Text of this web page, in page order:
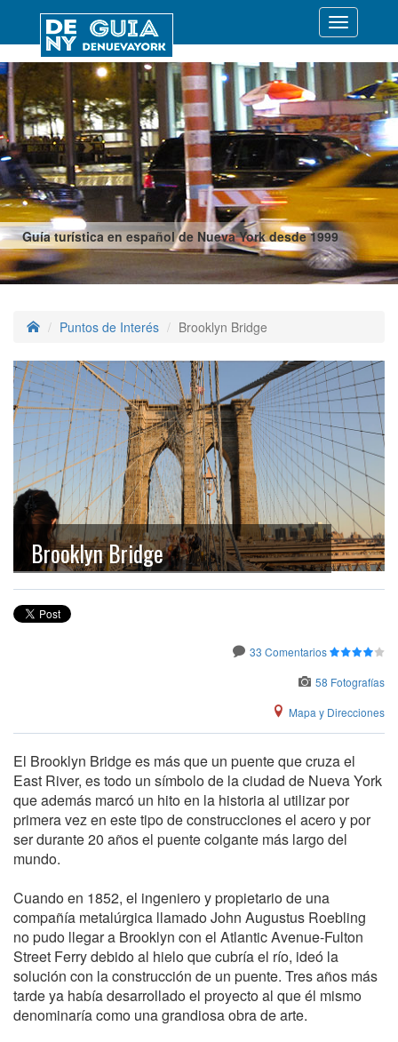
Guía turística en español de Nueva York desde 1999
Desplegar
Puntos de Interés Brooklyn Bridge
Brooklyn Bridge
33 Comentarios
58 Fotografías
Mapa y Direcciones
El Brooklyn Bridge es más que un puente que cruza el
East River, es todo un símbolo de la ciudad de Nueva York
que además marcó un hito en la historia al utilizar por
primera vez en este tipo de construcciones el acero y por
ser durante 20 años el puente colgante más largo del
mundo.
Cuando en 1852, el ingeniero y propietario de una
compañía metalúrgica llamado John Augustus Roebling
no pudo llegar a Brooklyn con el Atlantic Avenue-Fulton
Street Ferry debido al hielo que cubría el río, ideó la
solución con la construcción de un puente. Tres años más
tarde ya había desarrollado el proyecto al que él mismo
denominaría como una grandiosa obra de arte.